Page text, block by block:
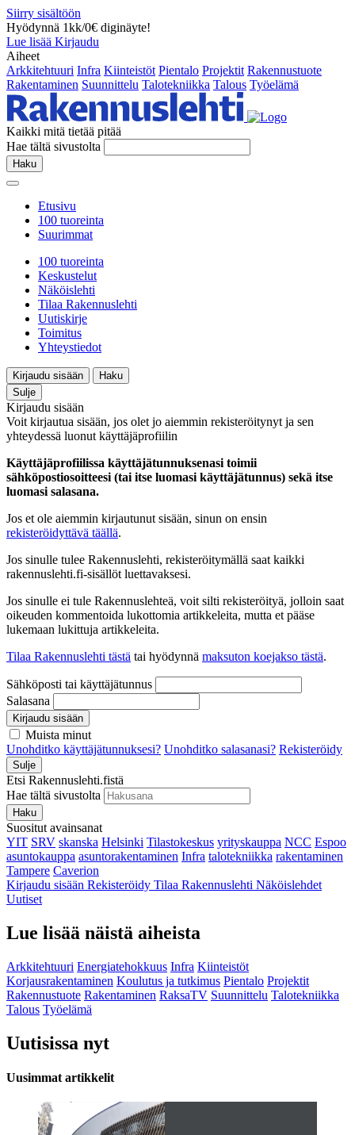
Siirry sisältöön
Hyödynnä 1kk/0€ diginäyte!
Lue lisää Kirjaudu
Aiheet
Arkkitehtuuri Infra Kiinteistöt Pientalo Projektit Rakennustuote
Rakentaminen Suunnittelu Talotekniikka Talous Työelämä
Kaikki mitä tietää pitää
Hae tältä sivustolta
Haku
Etusivu
100 tuoreinta
Suurimmat
100 tuoreinta
Keskustelut
Näköislehti
Tilaa Rakennuslehti
Uutiskirje
Toimitus
Yhteystiedot
Kirjaudu sisään
Haku
Sulje
Kirjaudu sisään
Voit kirjautua sisään, jos olet jo aiemmin rekisteröitynyt ja sen
yhteydessä luonut käyttäjäprofiilin
Käyttäjäprofiilissa käyttäjätunnuksenasi toimii
sähköpostiosoitteesi (tai itse luomasi käyttäjätunnus) sekä itse
luomasi salasana.
Jos et ole aiemmin kirjautunut sisään, sinun on ensin
rekisteröidyttävä täällä.
Jos sinulle tulee Rakennuslehti, rekisteröitymällä saat kaikki
rakennuslehti.fi-sisällöt luettavaksesi.
Jos sinulle ei tule Rakennuslehteä, voit silti rekisteröityä, jolloin saat
oikeuden kommentoida lukottomia artikkeleita, mutta et pääse
lukemaan lukittuja artikkeleita.
Tilaa Rakennuslehti tästä tai hyödynnä maksuton koejakso tästä.
Sähköposti tai käyttäjätunnus
Salasana
Kirjaudu sisään
Muista minut
Unohditko käyttäjätunnuksesi? Unohditko salasanasi? Rekisteröidy
Sulje
Etsi Rakennuslehti.fistä
Hae tältä sivustolta
Haku
Suositut avainsanat
YIT SRV skanska Helsinki Tilastokeskus yrityskauppa NCC Espoo
asuntokauppa asuntorakentaminen Infra talotekniikka rakentaminen
Tampere Caverion
Kirjaudu sisään Rekisteröidy Tilaa Rakennuslehti Näköislehdet
Uutiset
Lue lisää näistä aiheista
Arkkitehtuuri Energiatehokkuus Infra Kiinteistöt
Korjausrakentaminen Koulutus ja tutkimus Pientalo Projektit
Rakennustuote Rakentaminen RaksaTV Suunnittelu Talotekniikka
Talous Työelämä
Uutisissa nyt
Uusimmat artikkelit